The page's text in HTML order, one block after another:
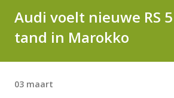
Audi voelt nieuwe RS
tand in Marokko
03 maart